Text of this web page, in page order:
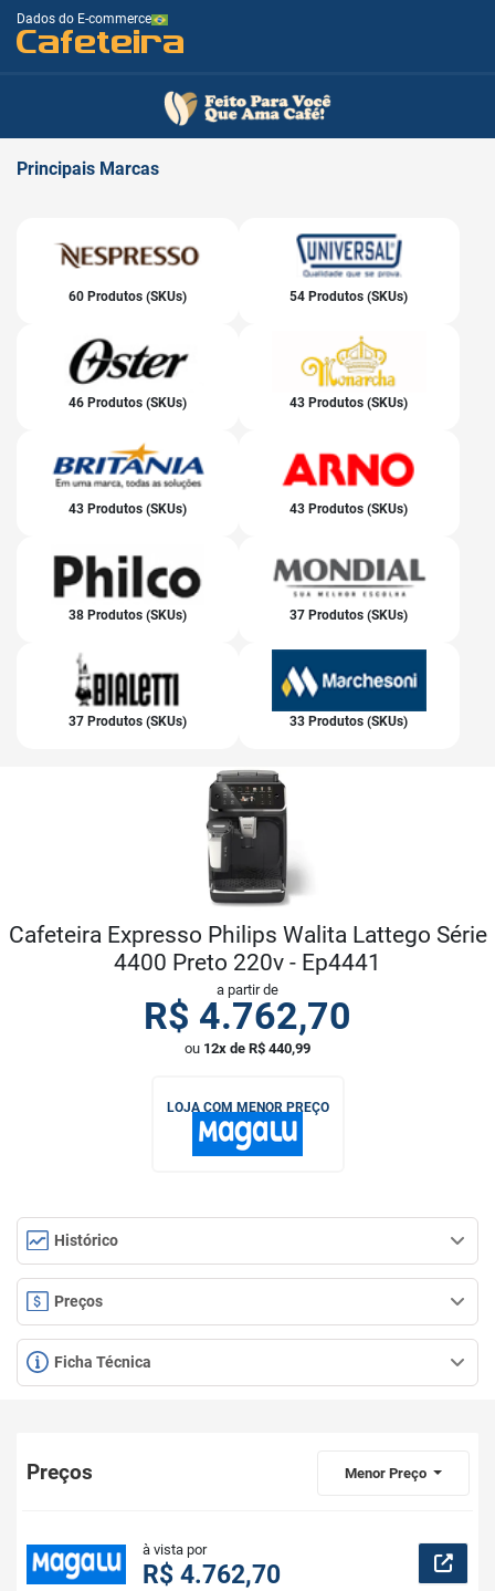
Dados do E-commerce
Cafeteira
Principais Marcas
60 Produtos (SKUs) 54 Produtos (SKUs)
46 Produtos (SKUs) 43 Produtos (SKUs)
43 Produtos (SKUs) 43 Produtos (SKUs)
38 Produtos (SKUs) 37 Produtos (SKUs)
37 Produtos (SKUs) 33 Produtos (SKUs)
Cafeteira Expresso Philips Walita Lattego Série
4400 Preto 220v - Ep4441
a partir de
R$ 4.762,70
ou 12x de R$ 440,99
LOJA COM MENOR PREÇO
Histórico
Preços
Ficha Técnica
Preços Menor Preço
à vista por
R$ 4.762,70